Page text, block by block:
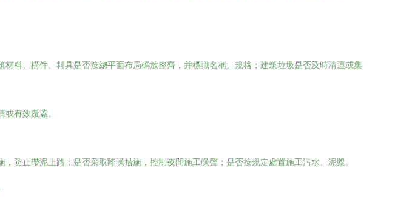
料、構件、料具是否按總平面布局碼放整齊，并標識名稱、規格；建筑垃圾是否及時清運或集
有效覆蓋。
防止帶泥上路；是否采取降噪措施，控制夜間施工噪聲；是否按規定處置施工污水、泥漿。